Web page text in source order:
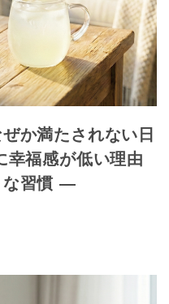
か満たされない日
福感が低い理由
な習慣 ―